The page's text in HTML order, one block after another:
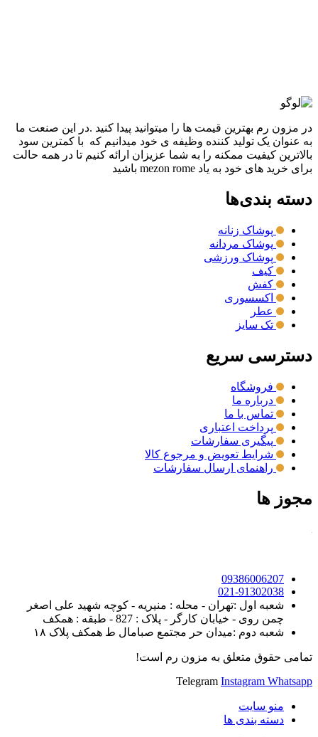
در مزون رم بهترین قیمت ها را میتوانید پیدا کنید .در این صنعت ما
به عنوان یک تولید کننده وظیفه ی خود میدانیم که با کمترین سود
بالاترین کیفیت ممکنه را به شما عزیزان ارائه کنیم تا در همه حالت
برای خرید های خود به یاد mezon rome باشید
دسته بندی‌ها
پوشاک زنانه
پوشاک مردانه
پوشاک ورزشی
کیف
کفش
اکسسوری
عطر
تک سایز
دسترسی سریع
فروشگاه
درباره ما
تماس با ما
پرداخت اعتباری
پیگیری سفارشات
شرایط تعویض و مرجوع کالا
راهنمای ارسال سفارشات
مجوز ها
09386006207
021-91302038
شعبه اول :تهران - محله : منیریه - کوچه شهید علی اصغر
چمن روی - خیابان کارگر - پلاک : 827 - طبقه : همکف
شعبه دوم :میدان حر مجتمع صبامال ط همکف پلاک ۱۸
تمامی حقوق متعلق به مزون رم است!
Telegram Instagram Whatsapp
منو سایت
دسته بندی ها